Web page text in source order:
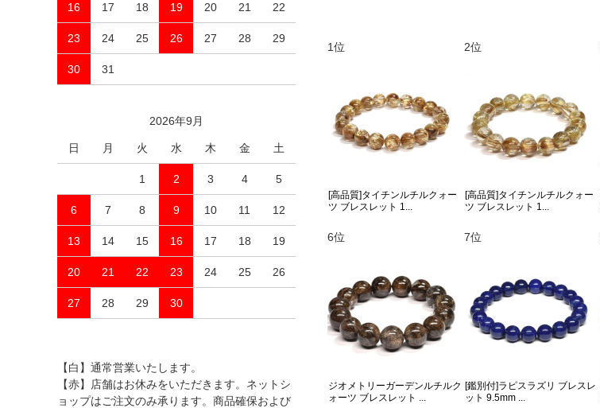
16 17 18 19 20 21 22
23 24 25 26 27 28 29
30 31
2026年9月
日 月 火 水 木 金 土
1 2 3 4 5
6 7 8 9 10 11 12
13 14 15 16 17 18 19
20 21 22 23 24 25 26
27 28 29 30
【白】通常営業いたします。
【赤】店舗はお休みをいただきます。ネットシ
ョップはご注文のみ承ります。商品確保および
1位
[高品質]タイチンルチルクォー
ツ ブレスレット 1...
2位
[高品質]タイチンルチルクォー
ツ ブレスレット 1...
6位
ジオメトリーガーデンルチルク
ォーツ ブレスレット ...
7位
[鑑別付]ラピスラズリ ブレスレ
ット 9.5mm ...